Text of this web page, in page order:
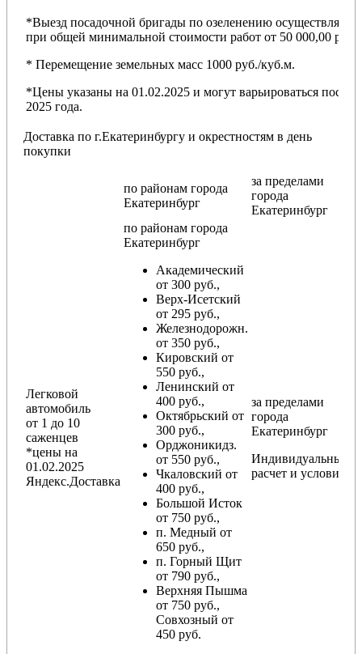
*Выезд посадочной бригады по озеленению осуществляется
при общей минимальной стоимости работ от 50 000,00 руб.
* Перемещение земельных масс 1000 руб./куб.м.
*Цены указаны на 01.02.2025 и могут варьироваться после
2025 года.
Доставка по г.Екатеринбургу и окрестностям в день
покупки
по районам города
Екатеринбург
за пределами
города
Екатеринбург
Легковой
автомобиль
от 1 до 10
саженцев
*цены на
01.02.2025
Яндекс.Доставка
по районам города
Екатеринбург
Академический
от 300 руб.,
Верх-Исетский
от 295 руб.,
Железнодорожн.
от 350 руб.,
Кировский от
550 руб.,
Ленинский от
400 руб.,
Октябрьский от
300 руб.,
Орджоникидз.
от 550 руб.,
Чкаловский от
400 руб.,
Большой Исток
от 750 руб.,
п. Медный от
650 руб.,
п. Горный Щит
от 790 руб.,
Верхняя Пышма
от 750 руб.,
Совхозный от
450 руб.
за пределами
города
Екатеринбург
Индивидуальный
расчет и условия